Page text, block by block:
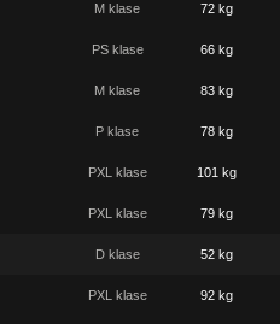
M klase 72 kg
PS klase 66 kg
M klase 83 kg
P klase 78 kg
PXL klase 101 kg
PXL klase 79 kg
D klase 52 kg
PXL klase 92 kg